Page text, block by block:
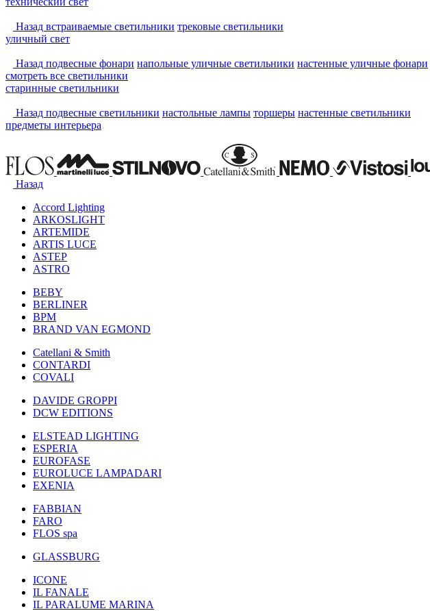
Назад встраиваемые светильники трековые светильники
уличный свет
Назад подвесные фонари напольные уличные светильники настенные уличные фонари
смотреть все светильники
старинные светильники
Назад подвесные светильники настольные лампы торшеры настенные светильники
предметы интерьера
Назад
Accord Lighting
ARKOSLIGHT
ARTEMIDE
ARTIS LUCE
ASTEP
ASTRO
BEBY
BERLINER
BPM
BRAND VAN EGMOND
Catellani & Smith
CONTARDI
COVALI
DAVIDE GROPPI
DCW EDITIONS
ELSTEAD LIGHTING
ESPERIA
EUROFASE
EUROLUCE LAMPADARI
EXENIA
FABBIAN
FARO
FLOS spa
GLASSBURG
ICONE
IL FANALE
IL PARALUME MARINA